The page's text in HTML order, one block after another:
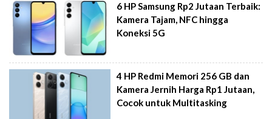
6 HP Samsung Rp2 Jutaan Terbaik:
Kamera Tajam, NFC hingga
Koneksi 5G
4 HP Redmi Memori 256 GB dan
Kamera Jernih Harga Rp1 Jutaan,
Cocok untuk Multitasking